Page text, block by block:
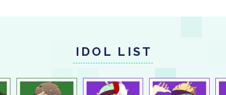
IDOL LIST